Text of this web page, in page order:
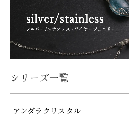
シリーズ一覧
アンダラクリスタル